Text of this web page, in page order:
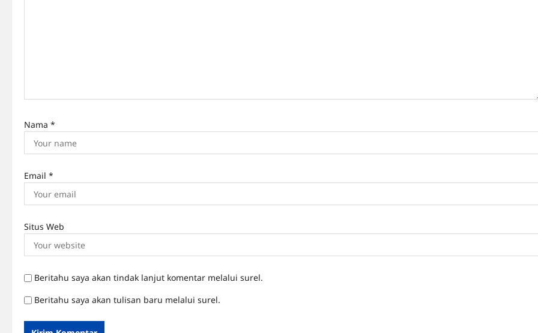
n
Nama *
Email *
Situs Web
Beritahu saya akan tindak lanjut komentar melalui surel.
Beritahu saya akan tulisan baru melalui surel.